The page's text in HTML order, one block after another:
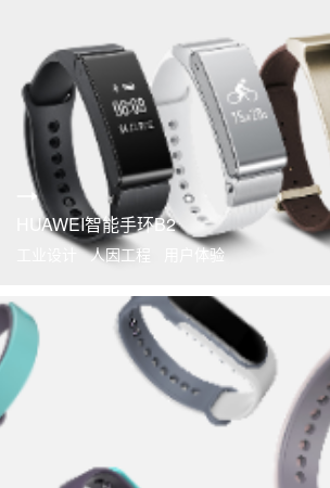
HUAWEI智能手环B2
工业设计 人因工程 用户体验